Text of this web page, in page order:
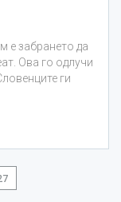
е забрането да
Ова го одлучи
ги